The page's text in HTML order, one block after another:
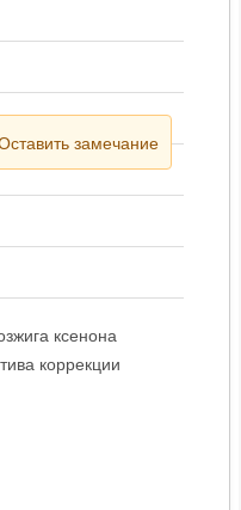
замечание
ксенона
коррекции